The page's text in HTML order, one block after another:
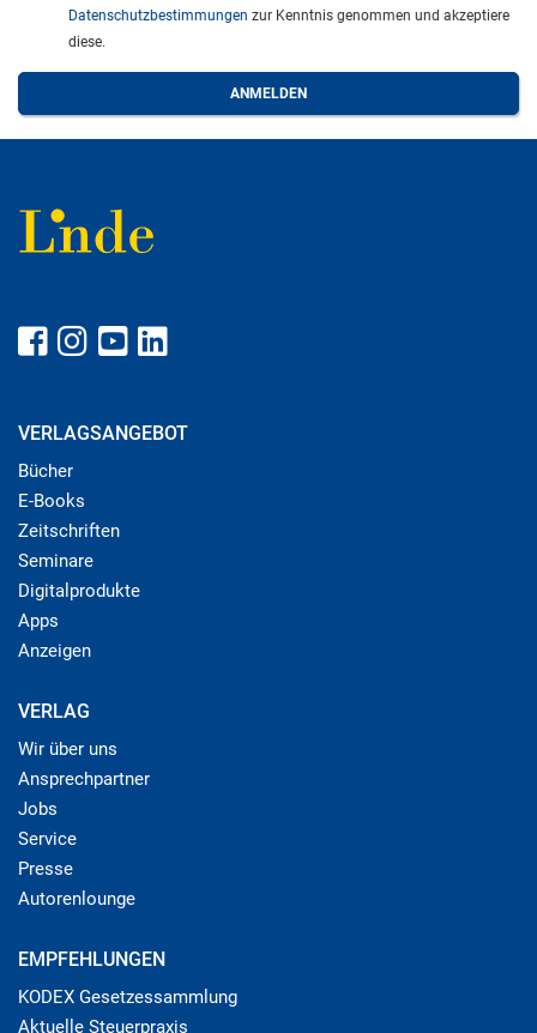
Datenschutzbestimmungen zur Kenntnis genommen und akzeptiere
diese.
VERLAGSANGEBOT
Bücher
E-Books
Zeitschriften
Seminare
Digitalprodukte
Apps
Anzeigen
VERLAG
Wir über uns
Ansprechpartner
Jobs
Service
Presse
Autorenlounge
EMPFEHLUNGEN
KODEX Gesetzessammlung
Aktuelle Steuerpraxis